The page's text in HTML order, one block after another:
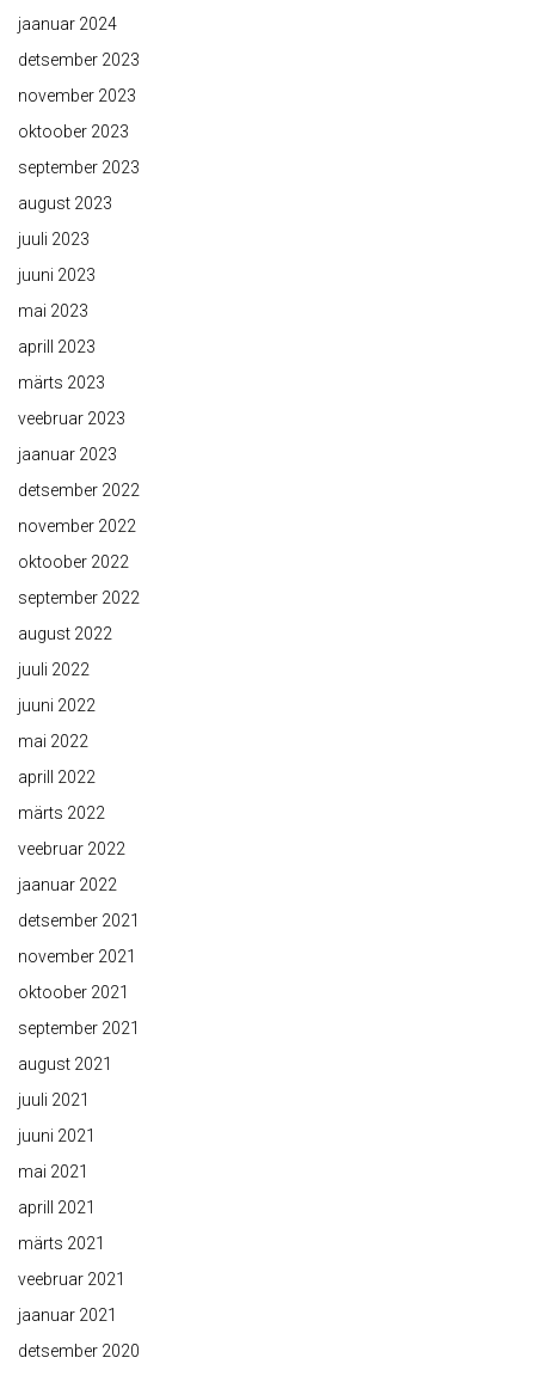
jaanuar 2024
detsember 2023
november 2023
oktoober 2023
september 2023
august 2023
juuli 2023
juuni 2023
mai 2023
aprill 2023
märts 2023
veebruar 2023
jaanuar 2023
detsember 2022
november 2022
oktoober 2022
september 2022
august 2022
juuli 2022
juuni 2022
mai 2022
aprill 2022
märts 2022
veebruar 2022
jaanuar 2022
detsember 2021
november 2021
oktoober 2021
september 2021
august 2021
juuli 2021
juuni 2021
mai 2021
aprill 2021
märts 2021
veebruar 2021
jaanuar 2021
detsember 2020